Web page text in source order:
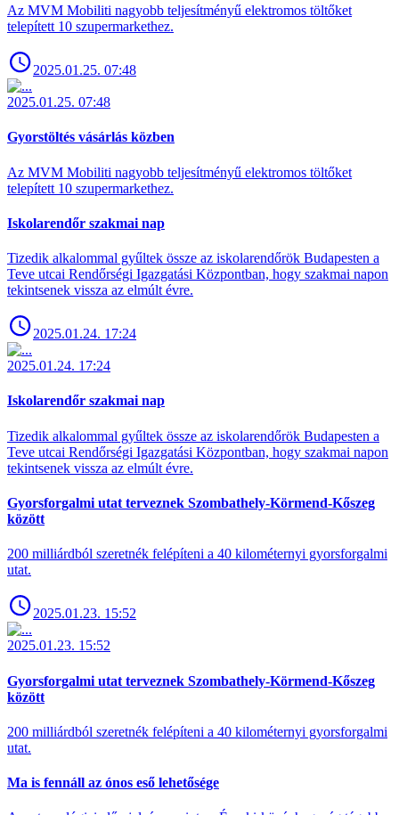
Az MVM Mobiliti nagyobb teljesítményű elektromos töltőket
telepített 10 szupermarkethez.
2025.01.25. 07:48
2025.01.25. 07:48
Gyorstöltés vásárlás közben
Az MVM Mobiliti nagyobb teljesítményű elektromos töltőket
telepített 10 szupermarkethez.
Iskolarendőr szakmai nap
Tizedik alkalommal gyűltek össze az iskolarendőrök Budapesten a
Teve utcai Rendőrségi Igazgatási Központban, hogy szakmai napon
tekintsenek vissza az elmúlt évre.
2025.01.24. 17:24
2025.01.24. 17:24
Iskolarendőr szakmai nap
Tizedik alkalommal gyűltek össze az iskolarendőrök Budapesten a
Teve utcai Rendőrségi Igazgatási Központban, hogy szakmai napon
tekintsenek vissza az elmúlt évre.
Gyorsforgalmi utat terveznek Szombathely-Körmend-Kőszeg
között
200 milliárdból szeretnék felépíteni a 40 kilométernyi gyorsforgalmi
utat.
2025.01.23. 15:52
2025.01.23. 15:52
Gyorsforgalmi utat terveznek Szombathely-Körmend-Kőszeg
között
200 milliárdból szeretnék felépíteni a 40 kilométernyi gyorsforgalmi
utat.
Ma is fennáll az ónos eső lehetősége